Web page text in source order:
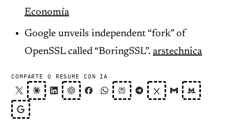
Economía
Google unveils independent “fork” of
OpenSSL called “BoringSSL”. arstechnica
COMPARTE O RESUME CON IA